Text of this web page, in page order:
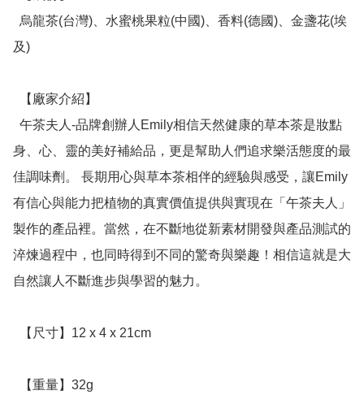
及)
身、心、靈的美好補給品，更是幫助人們追求樂活態度的最
佳調味劑。 長期用心與草本茶相伴的經驗與感受，讓Emily
有信心與能力把植物的真實價值提供與實現在「午茶夫人」
製作的產品裡。當然，在不斷地從新素材開發與產品測試的
淬煉過程中，也同時得到不同的驚奇與樂趣！相信這就是大
自然讓人不斷進步與學習的魅力。